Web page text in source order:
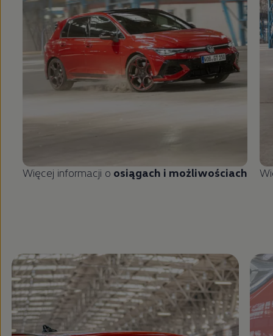
Więcej informacji o osiągach i możliwościach
Zamknij widok pełnoekranowy